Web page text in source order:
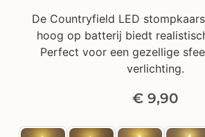
De Countryfield LED
hoog op batterij biedt
Perfect voor een gezellige
verlichting.
€ 9,90